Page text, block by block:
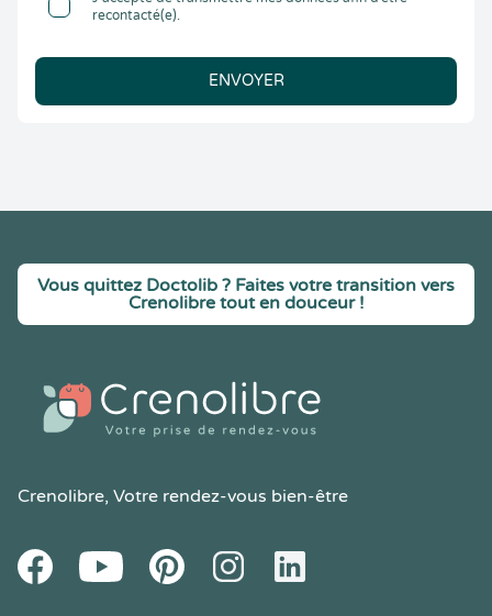
recontacté(e).
ENVOYER
Vous quittez Doctolib ? Faites votre transition vers
Crenolibre tout en douceur !
Crenolibre, Votre rendez-vous bien-être
FacebookYoutube PinteresetInstagramLinkedIn